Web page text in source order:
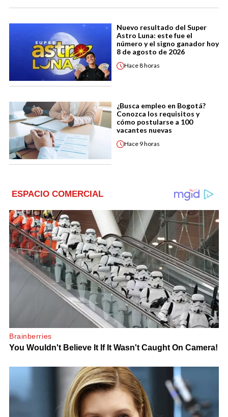
Nuevo resultado del Super
Astro Luna: este fue el
número y el signo ganador hoy
8 de agosto de 2026
Hace8 horas
¿Busca empleo en Bogotá?
Conozca los requisitos y
cómo postularse a 100
vacantes nuevas
Hace 9 horas